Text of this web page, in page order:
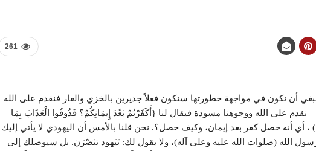
261
أن نكون في مواجهة خطورتها سنكون فعلاً جديرين بالخزي والعار فنقدم على الله
نقدم على الله ووجوهنا مسودة فيقال لنا {أَكَفَرْتُمْ بَعْدَ إِيمَانِكُمْ؟ فَذُوقُوا الْعَذَابَ بِمَا
كُنْتُمْ تَكْفُرُونَ}(آل عمران: من الآية106) ، أي أنه حصل كفر بعد إيمان، وكيف حصل؟. نحن قلنا بالأمس أن اليهودي لا يأتي إليك
الله (صلوات الله عليه وعلى آله)، ولا يقول لك: تَيَهود تنَصْرَن. بل سيوصلك إلى